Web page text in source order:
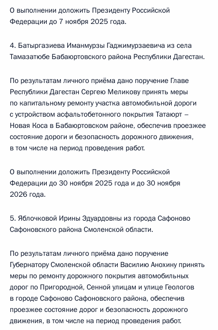
О выполнении доложить Президенту Российской
Федерации до 7 ноября 2025 года.
4. Батыргазиева Иманмурзы Гаджимурзаевича из села
Тамазатюбе Бабаюртовского района Республики Дагестан.
По результатам личного приёма дано поручение Главе
Республики Дагестан Сергею Меликову принять меры
по капитальному ремонту участка автомобильной дороги
с устройством асфальтобетонного покрытия Татаюрт –
Новая Коса в Бабаюртовском районе, обеспечив проезжее
состояние дороги и безопасность дорожного движения,
в том числе на период проведения работ.
О выполнении доложить Президенту Российской
Федерации до 30 ноября 2025 года и до 30 ноября
2026 года.
5. Яблочковой Ирины Эдуардовны из города Сафоново
Сафоновского района Смоленской области.
По результатам личного приёма дано поручение
Губернатору Смоленской области Василию Анохину принять
меры по ремонту дорожного покрытия автомобильных
дорог по Пригородной, Сенной улицам и улице Геологов
в городе Сафоново Сафоновского района, обеспечив
проезжее состояние дорог и безопасность дорожного
движения, в том числе на период проведения работ.